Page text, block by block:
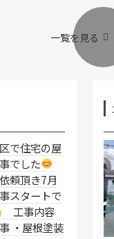
一覧を見る
で住宅の屋
でした
頼頂き7月
スタートで
工事内容
・屋根塗装